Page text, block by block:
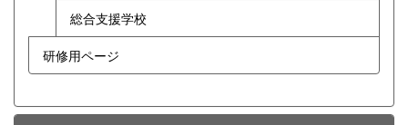
総合支援学校
研修用ページ